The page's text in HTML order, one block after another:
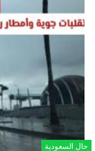
حال السعودية